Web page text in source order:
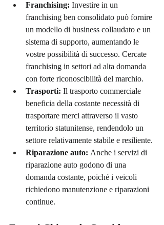
Franchising: Investire in un
franchising ben consolidato può fornire
un modello di business collaudato e un
sistema di supporto, aumentando le
vostre possibilità di successo. Cercate
franchising in settori ad alta domanda
con forte riconoscibilità del marchio.
Trasporti: Il trasporto commerciale
beneficia della costante necessità di
trasportare merci attraverso il vasto
territorio statunitense, rendendolo un
settore relativamente stabile e resiliente.
Riparazione auto: Anche i servizi di
riparazione auto godono di una
domanda costante, poiché i veicoli
richiedono manutenzione e riparazioni
continue.